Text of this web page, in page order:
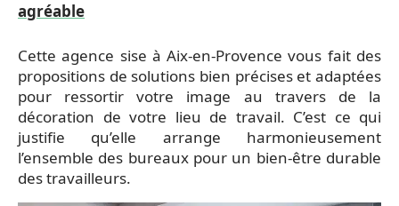
agréable
Cette agence sise à Aix-en-Provence vous fait des
propositions de solutions bien précises et adaptées
pour ressortir votre image au travers de la
décoration de votre lieu de travail. C’est ce qui
justifie qu’elle arrange harmonieusement
l’ensemble des bureaux pour un bien-être durable
des travailleurs.